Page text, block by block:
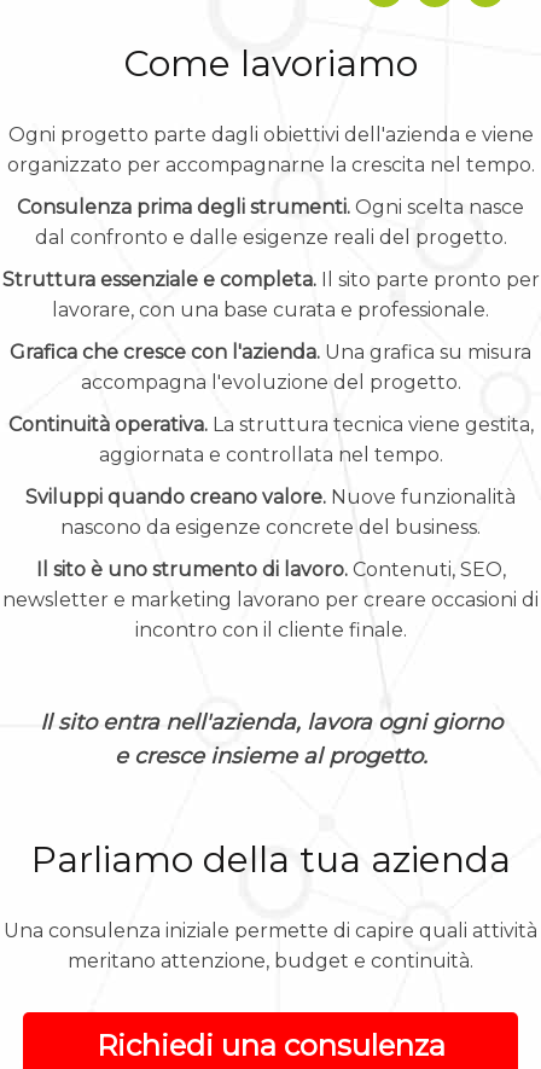
Come lavoriamo
Ogni progetto parte dagli obiettivi dell'azienda e viene
organizzato per accompagnarne la crescita nel tempo.
Consulenza prima degli strumenti. Ogni scelta nasce
dal confronto e dalle esigenze reali del progetto.
Struttura essenziale e completa.Il sito parte pronto per
lavorare, con una base curata e professionale.
Grafica che cresce con l'azienda. Una grafica su misura
accompagna l'evoluzione del progetto.
Continuità operativa.La struttura tecnica viene gestita,
aggiornata e controllata nel tempo.
Sviluppi quando creano valore. Nuove funzionalità
nascono da esigenze concrete del business.
Il sito è uno strumento di lavoro.Contenuti, SEO,
newsletter e marketing lavorano per creare occasioni di
incontro con il cliente finale.
Il sito entra nell'azienda, lavora ogni giorno
e cresce insieme al progetto.
Parliamo della tua azienda
Una consulenza iniziale permette di capire quali attività
meritano attenzione, budget e continuità.
Richiedi una consulenza